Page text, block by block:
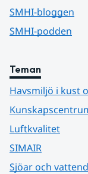
SMHI-bloggen
SMHI-podden
Teman
Havsmiljö i kust
Luftkvalitet
SIMAIR
Sjöar och